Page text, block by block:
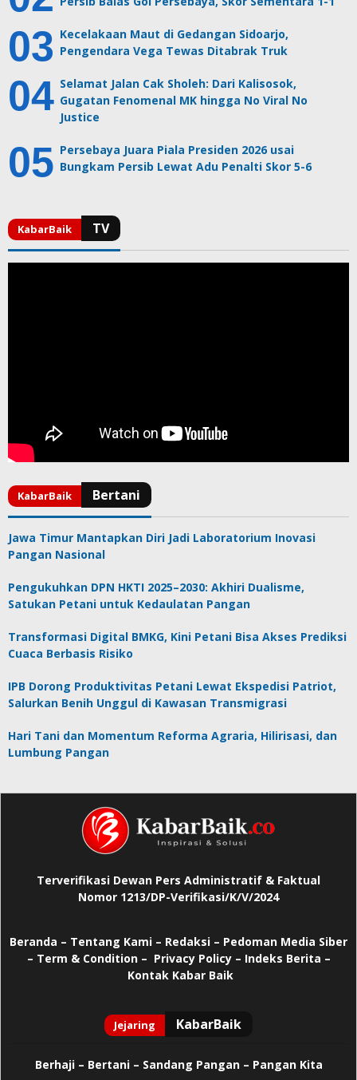
Kecelakaan Maut di Gedangan Sidoarjo,
Pengendara Vega Tewas Ditabrak Truk
Selamat Jalan Cak Sholeh: Dari Kalisosok,
Gugatan Fenomenal MK hingga No Viral No
Justice
Persebaya Juara Piala Presiden 2026 usai
Bungkam Persib Lewat Adu Penalti Skor 5-6
Jawa Timur Mantapkan Diri Jadi Laboratorium Inovasi
Pangan Nasional
Pengukuhkan DPN HKTI 2025–2030: Akhiri Dualisme,
Satukan Petani untuk Kedaulatan Pangan
Transformasi Digital BMKG, Kini Petani Bisa Akses Prediksi
Cuaca Berbasis Risiko
IPB Dorong Produktivitas Petani Lewat Ekspedisi Patriot,
Salurkan Benih Unggul di Kawasan Transmigrasi
Hari Tani dan Momentum Reforma Agraria, Hilirisasi, dan
Lumbung Pangan
Terverifikasi Dewan Pers Administratif & Faktual
Nomor 1213/DP-Verifikasi/K/V/2024
Beranda – Tentang Kami – Redaksi – Pedoman Media Siber
– Term & Condition – Privacy Policy– Indeks Berita –
Kontak Kabar Baik
Berhaji– Bertani – Sandang Pangan – Pangan Kita